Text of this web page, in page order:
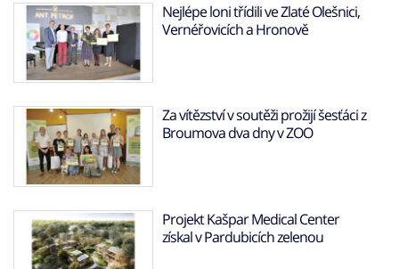
Nejlépe loni třídili ve Zlaté Olešnici,
Vernéřovicích a Hronově
Za vítězství v soutěži prožijí šesťáci z
Broumova dva dny v ZOO
Projekt Kašpar Medical Center
získal v Pardubicích zelenou